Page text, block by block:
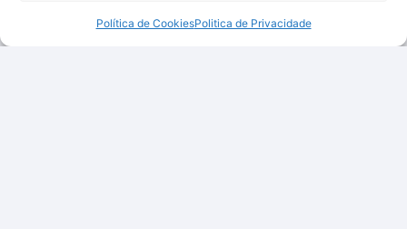
Política de CookiesPolitica de Privacidade